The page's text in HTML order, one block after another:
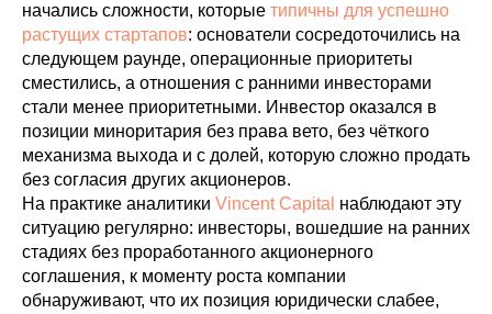
начались сложности, которые типичны для успешно
растущих стартапов: основатели сосредоточились на
следующем раунде, операционные приоритеты
сместились, а отношения с ранними инвесторами
стали менее приоритетными. Инвестор оказался в
позиции миноритария без права вето, без чёткого
механизма выхода и с долей, которую сложно продать
без согласия других акционеров.
На практике аналитики Vincent Capital наблюдают эту
ситуацию регулярно: инвесторы, вошедшие на ранних
стадиях без проработанного акционерного
соглашения, к моменту роста компании
обнаруживают, что их позиция юридически слабее,